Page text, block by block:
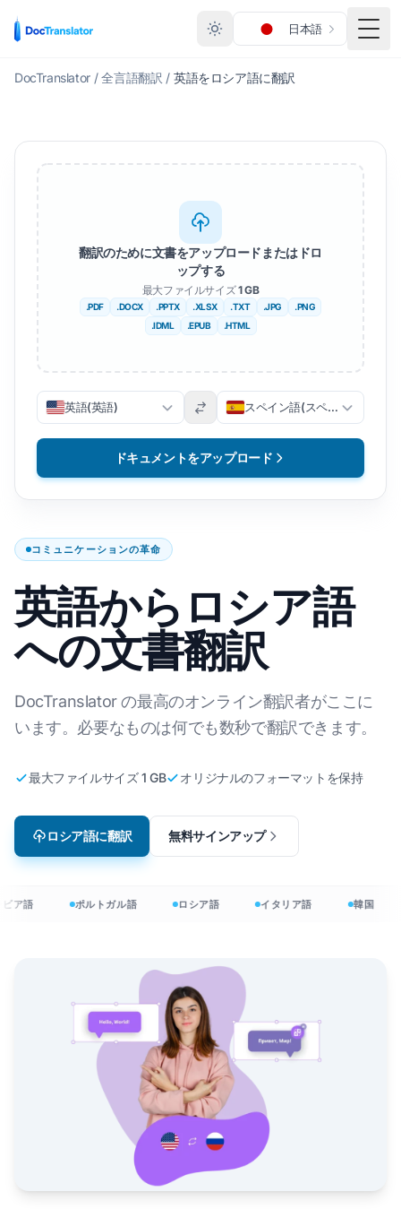
日本語
メニ
DocTranslator / 全言語翻訳 / 英語をロシア語に翻訳
コミュニケーションの革命
英語からロシア語
への文書翻訳
DocTranslator の最高のオンライン翻訳者がここに
います。必要なものは何でも数秒で翻訳できます。
最大ファイルサイズ 1 GB オリジナルのフォーマットを保持
ロシア語に翻訳 無料サインアップ
翻訳のために文書をアップロードまたはドロ
ップする
最大ファイルサイズ1 GB
.PDF .DOCX .PPTX .XLSX .TXT .JPG
.PNG
.IDML
.EPUB .HTML
英語(英語) スペイン語(スペイン語)
ドキュメントをアップロード
ア語 ポルトガル語 ロシア語 イタリア語 韓国